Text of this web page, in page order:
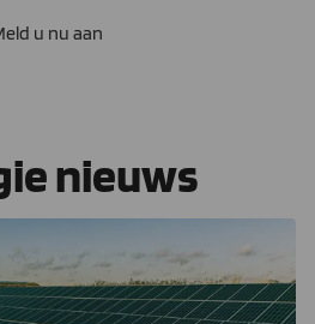
u nu aan
nieuws